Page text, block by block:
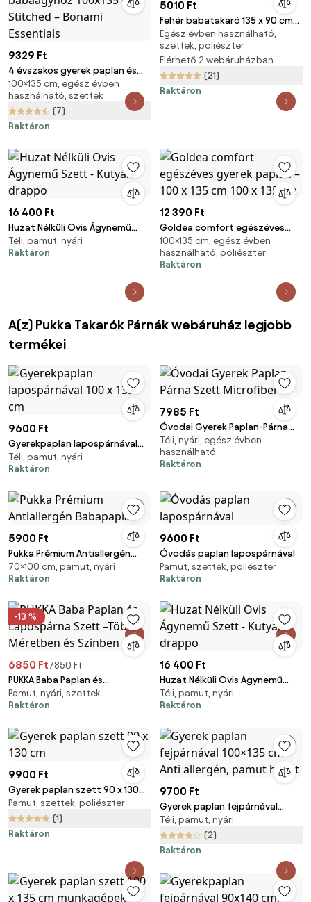
9329 Ft
4 évszakos gyerek paplan és
párna szett babaágyhoz
100x135 cm Stitched – Bonami
Essentials
100×135 cm, egész évben
használható, szettek
(7)
Raktáron
5010 Ft
Fehér babatakaró 135 x 90 cm
és párna 45 x 65 cm
Egész évben használható,
szettek, poliészter
Elérhető 2 webáruházban
(21)
Raktáron
16 400 Ft
Huzat Nélküli Ovis Ágynemű
Szett - Kutyák drappo
Téli, pamut, nyári
Raktáron
12 390 Ft
Goldea comfort egészéves
gyerek paplan – 100 x 135 cm
100 x 135 cm
100×135 cm, egész évben
használható, poliészter
Raktáron
A(z) Pukka Takarók Párnák webáruház legjobb
termékei
9600 Ft
Gyerekpaplan lapospárnával
100 x 135 cm
Téli, pamut, nyári
Raktáron
7985 Ft
Óvodai Gyerek Paplan-Párna
Szett Microfiber
Téli, nyári, egész évben
használható
Raktáron
5900 Ft
Pukka Prémium Antiallergén
Babapaplan
70×100 cm, pamut, nyári
Raktáron
9600 Ft
Óvodás paplan lapospárnával
Pamut, szettek, poliészter
Raktáron
-13 %
6850 Ft7850 Ft
PUKKA Baba Paplan és
Lapospárna Szett –Több
Méretben és Színben
Pamut, nyári, szettek
Raktáron
16 400 Ft
Huzat Nélküli Ovis Ágynemű
Szett - Kutyák drappo
Téli, pamut, nyári
Raktáron
9900 Ft
Gyerek paplan szett 90 x 130
cm
Pamut, szettek, poliészter
(1)
Raktáron
9700 Ft
Gyerek paplan fejpárnával
100×135 cm – Anti allergén,
pamut huzat
Téli, pamut, nyári
(2)
Raktáron